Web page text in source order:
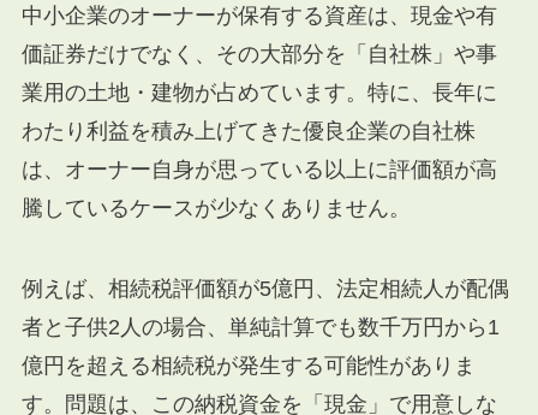
中小企業のオーナーが保有する資産は、現金や有
価証券だけでなく、その大部分を「自社株」や事
業用の土地・建物が占めています。特に、長年に
わたり利益を積み上げてきた優良企業の自社株
は、オーナー自身が思っている以上に評価額が高
騰しているケースが少なくありません。
例えば、相続税評価額が5億円、法定相続人が配偶
者と子供2人の場合、単純計算でも数千万円から1
億円を超える相続税が発生する可能性がありま
す。問題は、この納税資金を「現金」で用意しな